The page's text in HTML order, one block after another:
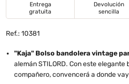
Entrega
gratuita
Devolución
sencilla
Ref.: 10381
"Kaja" Bolso bandolera vintage
alemán STILORD. Con este
compañero, convencerá a donde